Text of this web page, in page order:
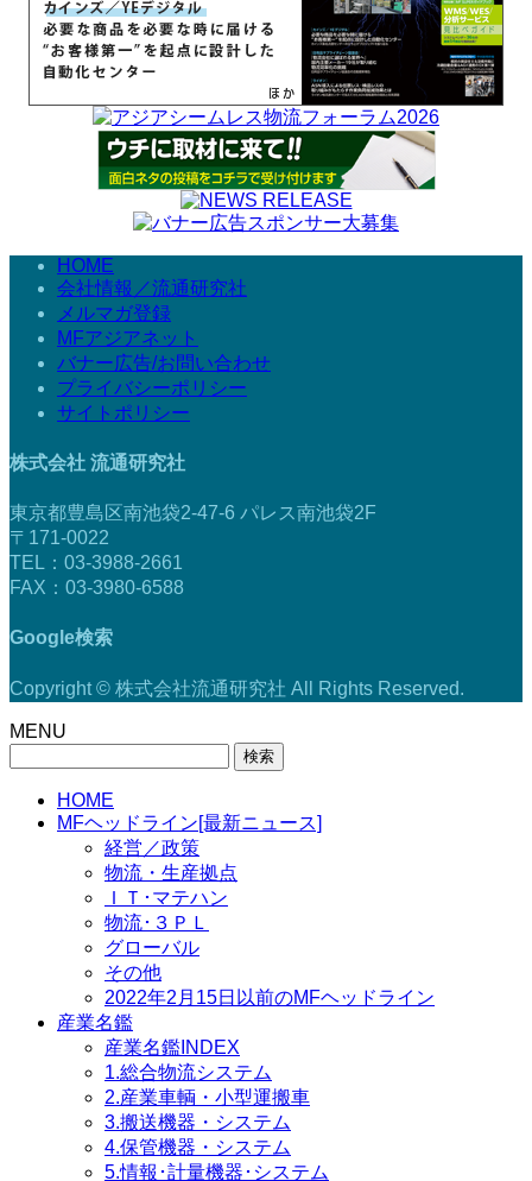
HOME
会社情報／流通研究社
メルマガ登録
MFアジアネット
バナー広告/お問い合わせ
プライバシーポリシー
サイトポリシー
株式会社 流通研究社
東京都豊島区南池袋2-47-6 パレス南池袋2F
〒171-0022
TEL：03-3988-2661
FAX：03-3980-6588
Google検索
Copyright © 株式会社流通研究社 All Rights Reserved.
MENU
HOME
MFヘッドライン[最新ニュース]
経営／政策
物流・生産拠点
ＩＴ･マテハン
物流･３ＰＬ
グローバル
その他
2022年2月15日以前のMFヘッドライン
産業名鑑
産業名鑑INDEX
1.総合物流システム
2.産業車輌・小型運搬車
3.搬送機器・システム
4.保管機器・システム
5.情報･計量機器･システム